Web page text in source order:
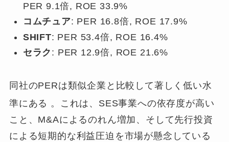
PER 9.1倍, ROE 33.9%
コムチュア: PER 16.8倍, ROE 17.9%
SHIFT: PER 53.4倍, ROE 16.4%
セラク : PER 12.9倍, ROE 21.6%
同社のPERは類似企業と比較して著しく低い水
準にある 。これは、SES事業への依存度が高い
こと、M&Aによるのれん増加、そして先行投資
による短期的な利益圧迫を市場が懸念している